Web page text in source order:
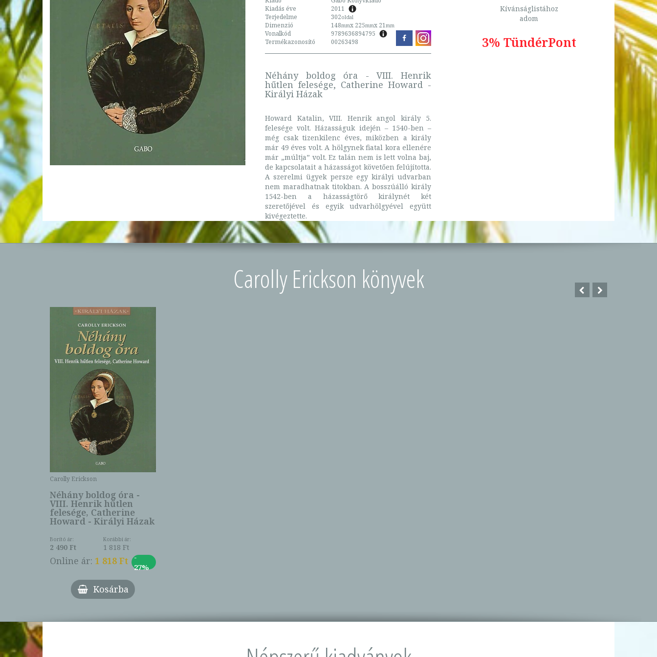
Kiadás éve
2011
Terjedelme
302oldal
Dimenzió 148mmx 225mmx 21mm
Vonalkód
9789636894795
Termékazonosító
00263498
Néhány boldog óra - VIII. Henrik
hűtlen felesége, Catherine Howard -
Királyi Házak
Howard Katalin, VIII. Henrik angol király 5.
felesége volt. Házasságuk idején – 1540-ben –
még csak tizenkilenc éves, miközben a király
már 49 éves volt. A hölgynek fiatal kora ellenére
már „múltja” volt. Ez talán nem is lett volna baj,
de kapcsolatait a házasságot követően felújította.
A szerelmi ügyek persze egy királyi udvarban
nem maradhatnak titokban. A bosszúálló király
1542-ben a házasságtörő királynét két
szeretőjével és egyik udvarhölgyével együtt
kivégeztette.
Kívánságlistához
adom
3% TündérPont
Carolly Erickson könyvek
Carolly Erickson
Néhány boldog óra -
VIII. Henrik hűtlen
felesége, Catherine
Howard - Királyi Házak
Borító ár:
2 490 Ft
Korábbi ár:
1 818 Ft
Online ár: 1 818 Ft -
27%
Kosárba